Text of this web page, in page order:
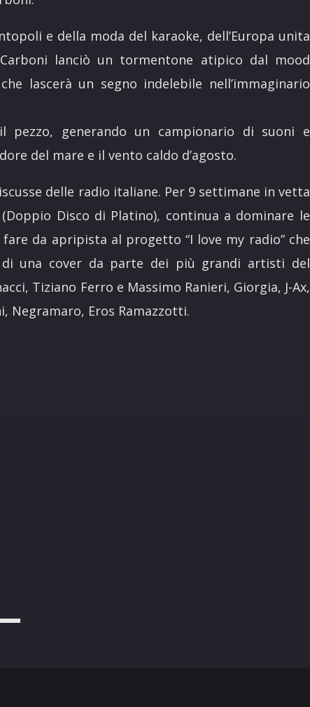
e della moda del karaoke, dell’Europa unita
lanciò un tormentone atipico dal mood
lascerà un segno indelebile nell’immaginario
pezzo, generando un campionario di suoni e
del mare e il vento caldo d’agosto.
delle radio italiane. Per 9 settimane in vetta
(Doppio Disco di Platino), continua a dominare le
da apripista al progetto “I love my radio” che
una cover da parte dei più grandi artisti del
Tiziano Ferro e Massimo Ranieri, Giorgia, J-Ax,
Negramaro, Eros Ramazzotti.